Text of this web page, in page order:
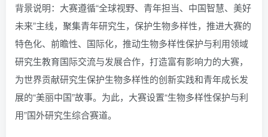
背景说明：大赛遵循“全球视野、青年担当、中国智慧、美好
未来”主线，聚集青年研究生，保护生物多样性，推进大赛的
特色化、前瞻性、国际化，推动生物多样性保护与利用领域
研究生教育国际交流与发展合作，打造富有影响力的大赛，
为世界贡献研究生保护生物多样性的创新实践和青年成长发
展的“美丽中国”故事。为此，大赛设置“生物多样性保护与利
用”国外研究生综合赛道。